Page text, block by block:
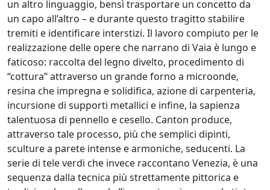
Antonio
Zucchiatti
un altro linguaggio, bensì trasportare un concetto da
un capo all’altro – e durante questo tragitto stabilire
tremiti e identificare interstizi. Il lavoro compiuto per le
realizzazione delle opere che narrano di Vaia è lungo e
faticoso: raccolta del legno divelto, procedimento di
“cottura” attraverso un grande forno a microonde,
resina che impregna e solidifica, azione di carpenteria,
incursione di supporti metallici e infine, la sapienza
talentuosa di pennello e cesello. Canton produce,
attraverso tale processo, più che semplici dipinti,
sculture a parete intense e armoniche, seducenti. La
serie di tele verdi che invece raccontano Venezia, è una
sequenza dalla tecnica più strettamente pittorica e